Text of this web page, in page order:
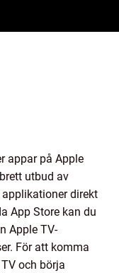
appar på Apple
utbud av
direkt
App Store kan du
Apple TV-
För att komma
och börja